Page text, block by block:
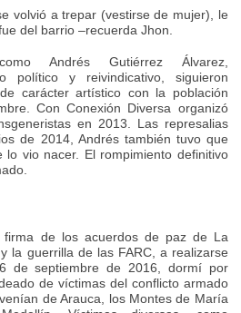
volvió a trepar (vestirse de mujer), le
del barrio –recuerda Jhon.
Andrés Gutiérrez Álvarez,
político y reivindicativo, siguieron
carácter artístico con la población
Con Conexión Diversa organizó
en 2013. Las represalias
de 2014, Andrés también tuvo que
lo vio nacer. El rompimiento definitivo
de los acuerdos de paz de La
la guerrilla de las FARC, a realizarse
de septiembre de 2016, dormí por
de víctimas del conflicto armado
de Arauca, los Montes de María